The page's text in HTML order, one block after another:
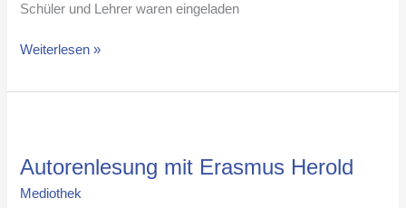
Schüler und Lehrer waren eingeladen
Weiterlesen »
Autorenlesung mit Erasmus Herold
Mediothek
Erasmus
Herold